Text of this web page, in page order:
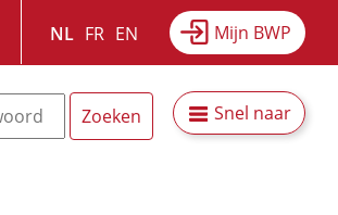
Mijn BWP
NL FR EN
Snel naar